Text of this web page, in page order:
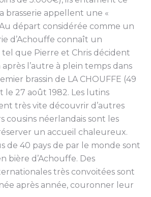
brasserie appellent une «
départ considérée comme un
d’Achouffe connaît un
que Pierre et Chris décident
après l’autre à plein temps dans
brassin de LA CHOUFFE (49
le 27 août 1982. Les lutins
très vite découvrir d’autres
cousins néerlandais sont les
un accueil chaleureux.
de 40 pays de par le monde sont
bière d’Achouffe. Des
très convoitées sont
après année, couronner leur